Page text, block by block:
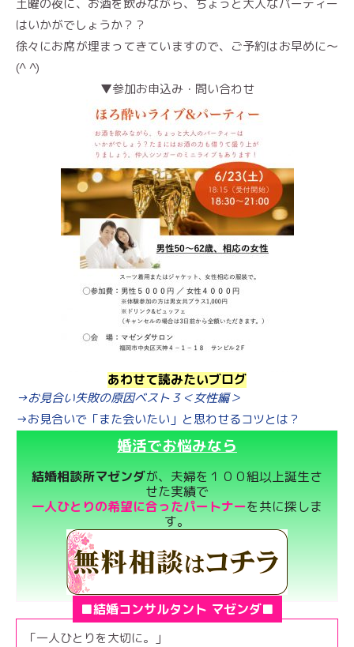
土曜の夜に、お酒を飲みながら、ちょっと大人なパーティー
はいかがでしょうか？？
徐々にお席が埋まってきていますので、ご予約はお早めに〜
(^ ^)
▼参加お申込み・問い合わせ
あわせて読みたいブログ
→お見合い失敗の原因ベスト３＜女性編＞
→お見合いで「また会いたい」と思わせるコツとは？
婚活でお悩みなら
結婚相談所マゼンダが、夫婦を１００組以上誕生さ
せた実績で
一人ひとりの希望に合ったパートナーを共に探しま
す。
■結婚コンサルタント マゼンダ■
「一人ひとりを大切に。」